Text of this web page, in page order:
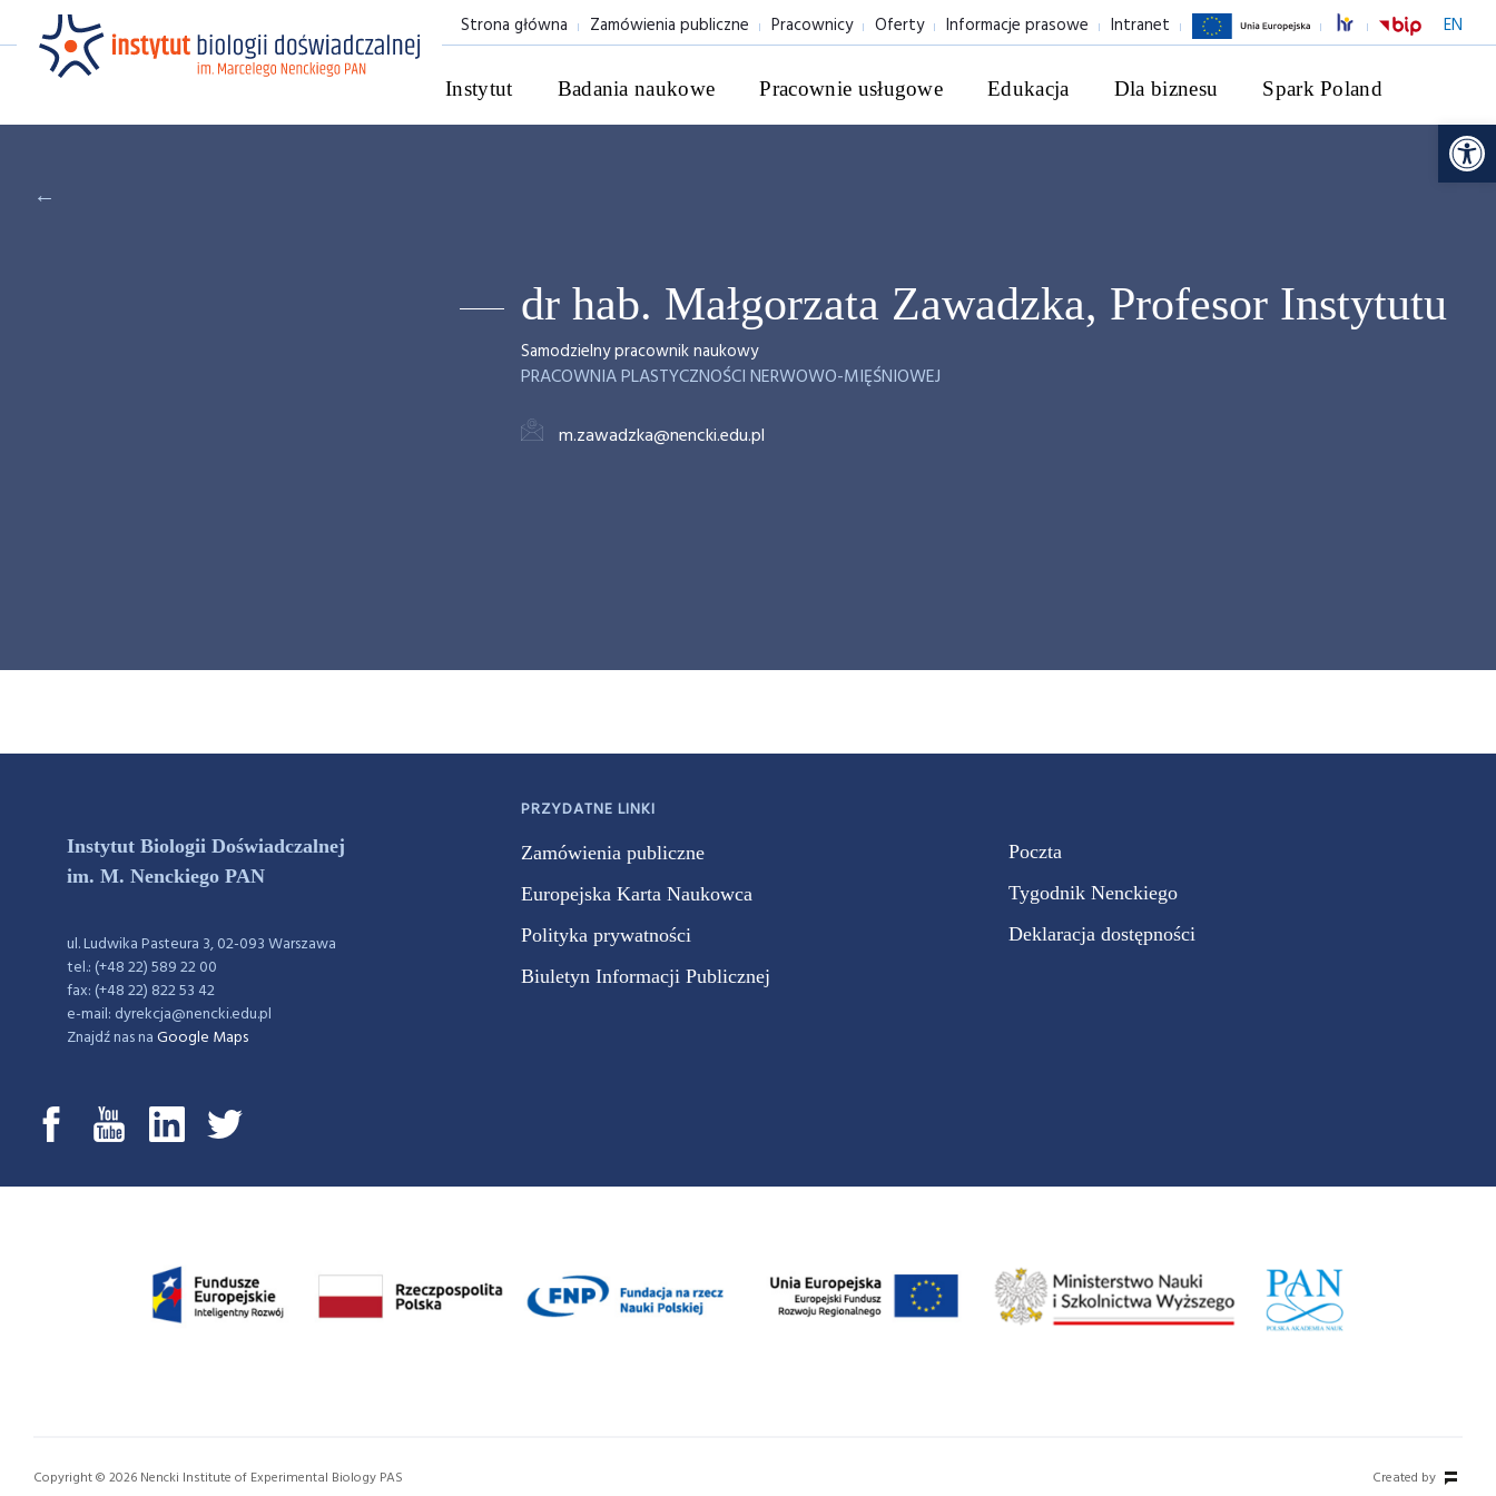
EN
Strona główna Zamówienia publiczne Pracownicy Oferty Informacje prasowe Intranet
Instytut Badania naukowe Pracownie usługowe Edukacja Dla biznesu Spark Poland
←
dr hab. Małgorzata Zawadzka, Profesor Instytutu
Samodzielny pracownik naukowy
PRACOWNIA PLASTYCZNOŚCI NERWOWO-MIĘŚNIOWEJ
m.zawadzka@nencki.edu.pl
Instytut Biologii Doświadczalnej
im. M. Nenckiego PAN
ul. Ludwika Pasteura 3, 02-093 Warszawa
tel.: (+48 22) 589 22 00
fax: (+48 22) 822 53 42
e-mail: dyrekcja@nencki.edu.pl
Znajdź nas naGoogle Maps
PRZYDATNE LINKI
Zamówienia publiczne
Europejska Karta Naukowca
Polityka prywatności
Biuletyn Informacji Publicznej
Poczta
Tygodnik Nenckiego
Deklaracja dostępności
Copyright © 2026 Nencki Institute of Experimental Biology PAS Created by